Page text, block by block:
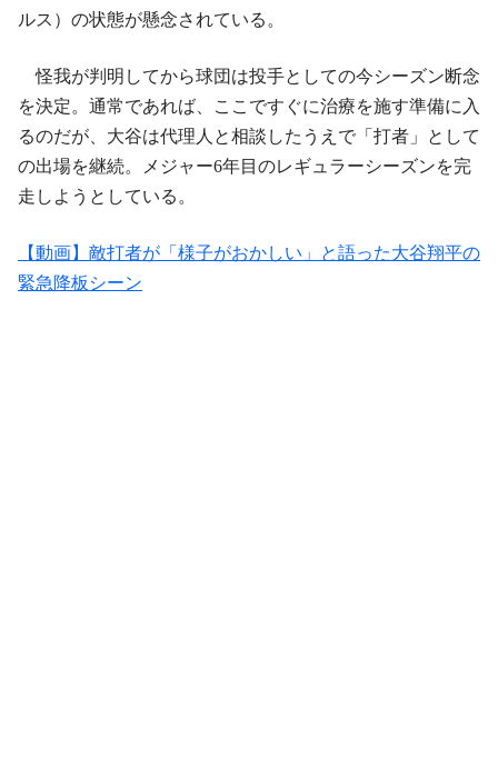
ルス）の状態が懸念されている。
怪我が判明してから球団は投手としての今シーズン断念
を決定。通常であれば、ここですぐに治療を施す準備に入
るのだが、大谷は代理人と相談したうえで「打者」として
の出場を継続。メジャー6年目のレギュラーシーズンを完
走しようとしている。
【動画】敵打者が「様子がおかしい」と語った大谷翔平の
緊急降板シーン